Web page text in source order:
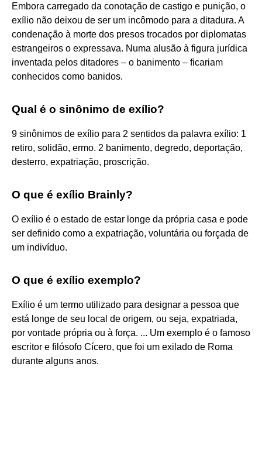
Embora carregado da conotação de castigo e punição, o
exílio não deixou de ser um incômodo para a ditadura. A
condenação à morte dos presos trocados por diplomatas
estrangeiros o expressava. Numa alusão à figura jurídica
inventada pelos ditadores – o banimento – ficariam
conhecidos como banidos.
Qual é o sinônimo de exílio?
9 sinônimos de exílio para 2 sentidos da palavra exílio: 1
retiro, solidão, ermo. 2 banimento, degredo, deportação,
desterro, expatriação, proscrição.
O que é exílio Brainly?
O exílio é o estado de estar longe da própria casa e pode
ser definido como a expatriação, voluntária ou forçada de
um indivíduo.
O que é exílio exemplo?
Exílio é um termo utilizado para designar a pessoa que
está longe de seu local de origem, ou seja, expatriada,
por vontade própria ou à força. ... Um exemplo é o famoso
escritor e filósofo Cícero, que foi um exilado de Roma
durante alguns anos.